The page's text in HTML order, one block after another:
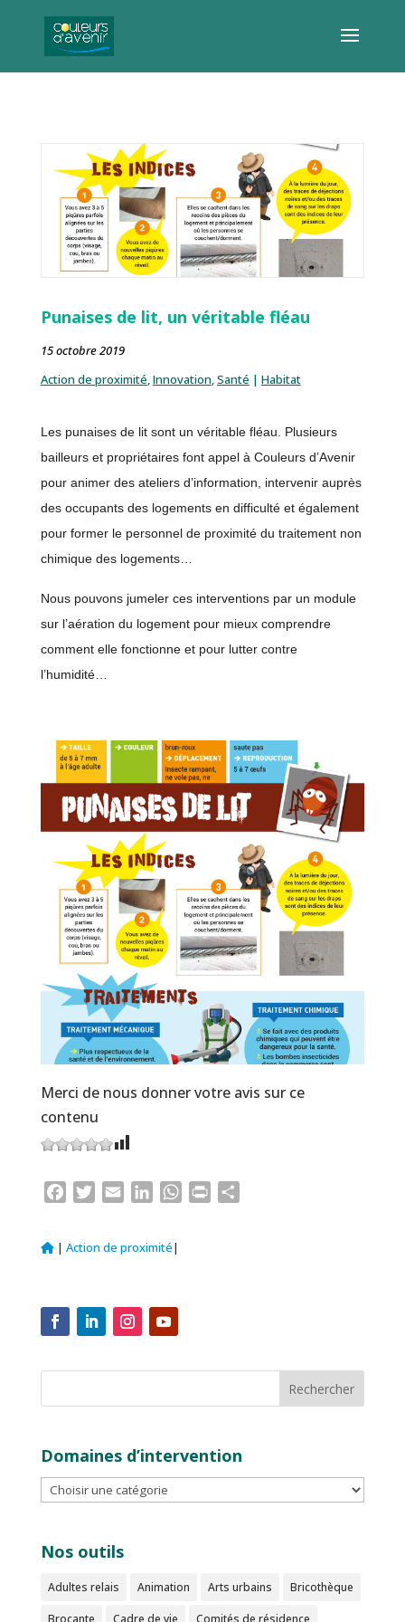
Punaises de lit, un véritable fléau
15 octobre 2019
Action de proximité,Innovation,Santé | Habitat
Les punaises de lit sont un véritable fléau. Plusieurs
bailleurs et propriétaires font appel à Couleurs d’Avenir
pour animer des ateliers d’information, intervenir auprès
des occupants des logements en difficulté et également
pour former le personnel de proximité du traitement non
chimique des logements…
Nous pouvons jumeler ces interventions par un module
sur l’aération du logement pour mieux comprendre
comment elle fonctionne et pour lutter contre
l’humidité…
Merci de nous donner votre avis sur ce
contenu
FacebookTwitter
Email LinkedInWhatsApp
Print
| Action de proximité|
Domaines d’intervention
Nos outils
Adultes relais Animation Arts urbains Bricothèque